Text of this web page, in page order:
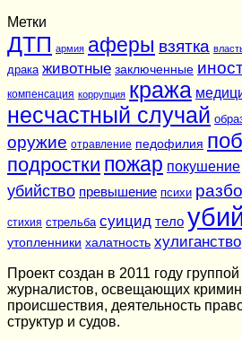
Метки
ДТП армия аферы взятка
драка животные заключенные
компенсация коррупция кража
несчастный случай
оружие отравление педофилия
подростки пожар покушение
убийство превышение психи
стихия стрельба суицид тело
утопленники халатность хулиганство
Проект создан в 2011 году
журналистов, освещающих
происшествия, деятельность
структур и судов.